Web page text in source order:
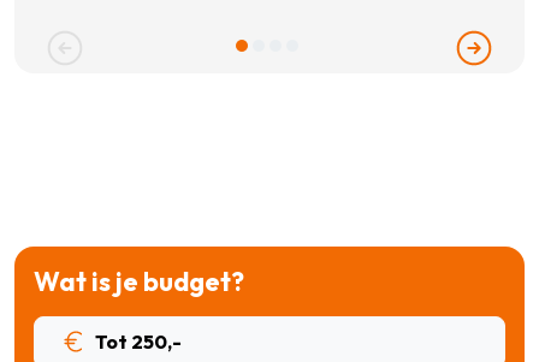
Wat is je budget?
Tot 250,-